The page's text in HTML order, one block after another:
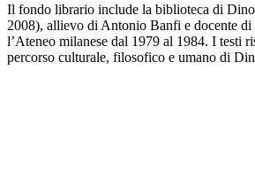
Il fondo librario include la biblioteca di
2008), allievo di Antonio Banfi e docente di
l’Ateneo milanese dal 1979 al 1984. I testi
percorso culturale, filosofico e umano di